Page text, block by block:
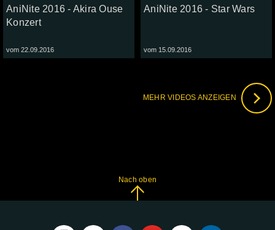
AniNite 2016 - Akira Ouse
Konzert
vom 22.09.2016
AniNite 2016 - Star Wars
vom 15.09.2016
MEHR VIDEOS ANZEIGEN
Nach oben